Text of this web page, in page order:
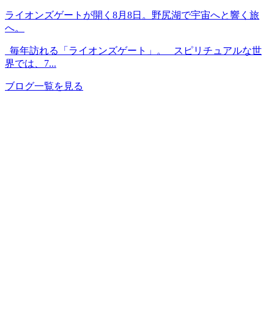
ライオンズゲートが開く8月8日。野尻湖で宇宙へと響く旅
へ。
毎年訪れる「ライオンズゲート」。 スピリチュアルな世
界では、7...
ブログ一覧を見る